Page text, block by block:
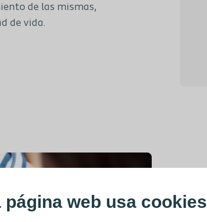
página web usa cookies
de las mismas,
de vida.